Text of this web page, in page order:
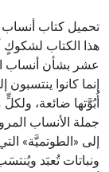
هذا الكتاب لشكوكٍ
عشر بشأن أنساب
إنما كانوا ينتسبون
أُبُوَّتها ضائعة،
جملة الأنساب
إلى «الطوتميَّة»
ونباتات تُعبَد